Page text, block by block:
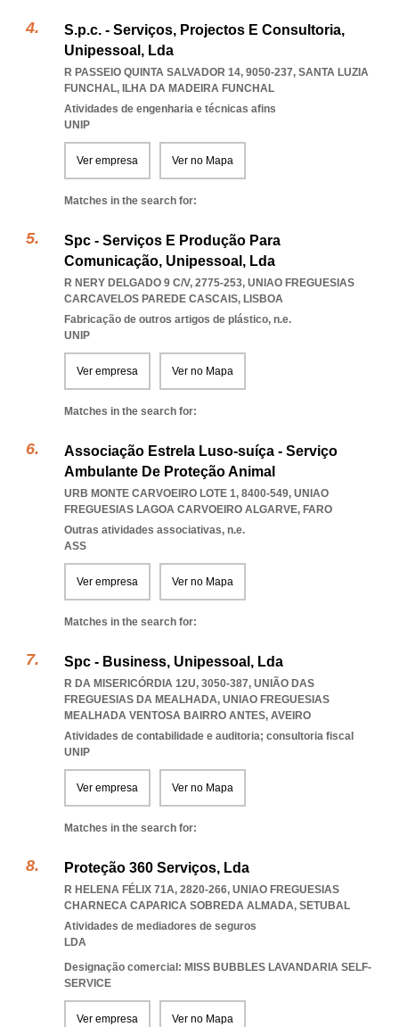
S.p.c. - Serviços, Projectos E Consultoria,
Unipessoal, Lda
R PASSEIO QUINTA SALVADOR 14, 9050-237, SANTA LUZIA
FUNCHAL, ILHA DA MADEIRA FUNCHAL
Atividades de engenharia e técnicas afins
UNIP
Ver empresa Ver no Mapa
Matches in the search for:
Spc - Serviços E Produção Para
Comunicação, Unipessoal, Lda
R NERY DELGADO 9 C/V, 2775-253, UNIAO FREGUESIAS
CARCAVELOS PAREDE CASCAIS, LISBOA
Fabricação de outros artigos de plástico, n.e.
UNIP
Ver empresa Ver no Mapa
Matches in the search for:
Associação Estrela Luso-suíça - Serviço
Ambulante De Proteção Animal
URB MONTE CARVOEIRO LOTE 1, 8400-549, UNIAO
FREGUESIAS LAGOA CARVOEIRO ALGARVE, FARO
Outras atividades associativas, n.e.
ASS
Ver empresa Ver no Mapa
Matches in the search for:
Spc - Business, Unipessoal, Lda
R DA MISERICÓRDIA 12U, 3050-387, UNIÃO DAS
FREGUESIAS DA MEALHADA, UNIAO FREGUESIAS
MEALHADA VENTOSA BAIRRO ANTES, AVEIRO
Atividades de contabilidade e auditoria; consultoria fiscal
UNIP
Ver empresa Ver no Mapa
Matches in the search for:
Proteção 360 Serviços, Lda
R HELENA FÉLIX 71A, 2820-266, UNIAO FREGUESIAS
CHARNECA CAPARICA SOBREDA ALMADA, SETUBAL
Atividades de mediadores de seguros
LDA
Designação comercial: MISS BUBBLES LAVANDARIA SELF-
SERVICE
Ver empresa Ver no Mapa